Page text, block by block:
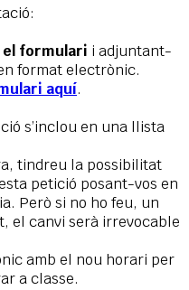
el formulari i adjuntant-
format electrònic.
aquí.
s’inclou en una llista
tindreu la possibilitat
petició posant-vos en
Però si no ho feu, un
el canvi serà irrevocable
amb el nou horari per
a classe.